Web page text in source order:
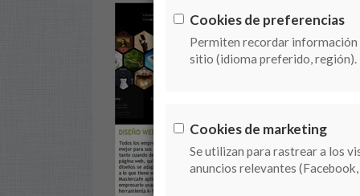
Cookies de preferencias
Permiten recordar información
sitio (idioma preferido, región).
Cookies de marketing
Se utilizan para rastrear a los
anuncios relevantes